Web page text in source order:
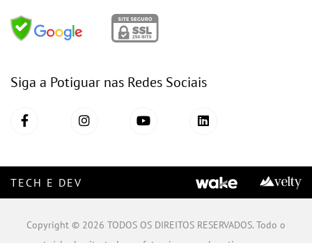
Siga a Potiguar nas Redes Sociais
TECH E DEV
Copyright © 2026 TODOS OS DIREITOS RESERVADOS. Todo o